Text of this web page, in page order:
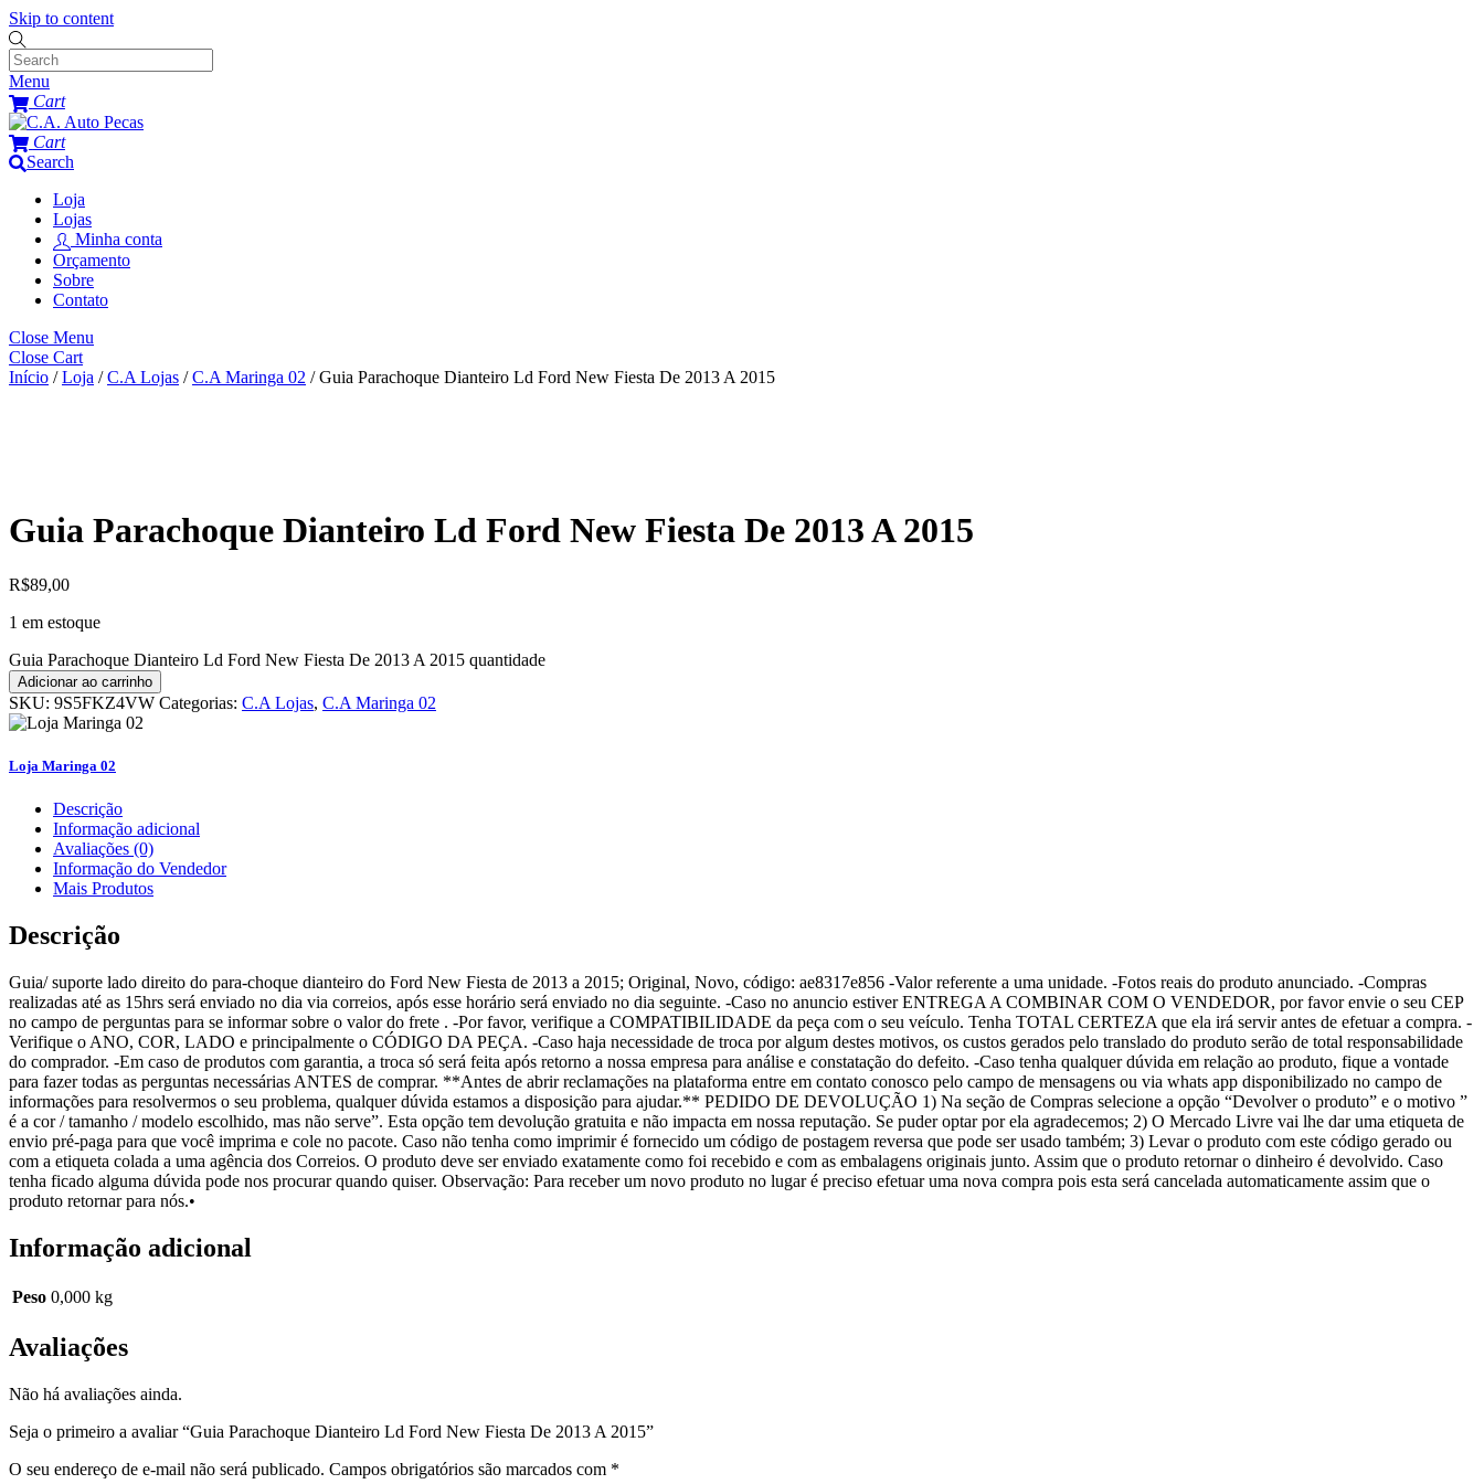
Skip to content
Menu
Cart
Cart
Search
Loja
Lojas
Minha conta
Orçamento
Sobre
Contato
Close Menu
Close Cart
Início /Loja /C.A Lojas /C.A Maringa 02 / Guia Parachoque Dianteiro Ld Ford New Fiesta De 2013 A 2015
Guia Parachoque Dianteiro Ld Ford New Fiesta De 2013 A 2015
R$89,00
1 em estoque
Guia Parachoque Dianteiro Ld Ford New Fiesta De 2013 A 2015 quantidade
Adicionar ao carrinho
SKU: 9S5FKZ4VW Categorias: C.A Lojas, C.A Maringa 02
Loja Maringa 02
Descrição
Informação adicional
Avaliações (0)
Informação do Vendedor
Mais Produtos
Descrição
Guia/ suporte lado direito do para-choque dianteiro do Ford New Fiesta de 2013 a 2015; Original, Novo, código: ae8317e856 -Valor referente a uma unidade. -Fotos reais do produto anunciado. -Compras
realizadas até as 15hrs será enviado no dia via correios, após esse horário será enviado no dia seguinte. -Caso no anuncio estiver ENTREGA A COMBINAR COM O VENDEDOR, por favor envie o seu CEP
no campo de perguntas para se informar sobre o valor do frete . -Por favor, verifique a COMPATIBILIDADE da peça com o seu veículo. Tenha TOTAL CERTEZA que ela irá servir antes de efetuar a compra. -
Verifique o ANO, COR, LADO e principalmente o CÓDIGO DA PEÇA. -Caso haja necessidade de troca por algum destes motivos, os custos gerados pelo translado do produto serão de total responsabilidade
do comprador. -Em caso de produtos com garantia, a troca só será feita após retorno a nossa empresa para análise e constatação do defeito. -Caso tenha qualquer dúvida em relação ao produto, fique a vontade
para fazer todas as perguntas necessárias ANTES de comprar. **Antes de abrir reclamações na plataforma entre em contato conosco pelo campo de mensagens ou via whats app disponibilizado no campo de
informações para resolvermos o seu problema, qualquer dúvida estamos a disposição para ajudar.** PEDIDO DE DEVOLUÇÃO 1) Na seção de Compras selecione a opção “Devolver o produto” e o motivo ”
é a cor / tamanho / modelo escolhido, mas não serve”. Esta opção tem devolução gratuita e não impacta em nossa reputação. Se puder optar por ela agradecemos; 2) O Mercado Livre vai lhe dar uma etiqueta de
envio pré-paga para que você imprima e cole no pacote. Caso não tenha como imprimir é fornecido um código de postagem reversa que pode ser usado também; 3) Levar o produto com este código gerado ou
com a etiqueta colada a uma agência dos Correios. O produto deve ser enviado exatamente como foi recebido e com as embalagens originais junto. Assim que o produto retornar o dinheiro é devolvido. Caso
tenha ficado alguma dúvida pode nos procurar quando quiser. Observação: Para receber um novo produto no lugar é preciso efetuar uma nova compra pois esta será cancelada automaticamente assim que o
produto retornar para nós.•
Informação adicional
Peso 0,000 kg
Avaliações
Não há avaliações ainda.
Seja o primeiro a avaliar “Guia Parachoque Dianteiro Ld Ford New Fiesta De 2013 A 2015”
O seu endereço de e-mail não será publicado. Campos obrigatórios são marcados com *